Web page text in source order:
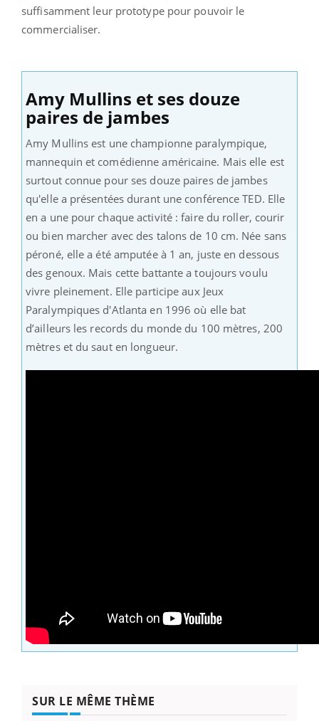
suffisamment leur prototype pour pouvoir le
commercialiser.
Amy Mullins et ses douze
paires de jambes
Amy Mullins est une championne paralympique,
mannequin et comédienne américaine. Mais elle est
surtout connue pour ses douze paires de jambes
qu'elle a présentées durant une conférence TED. Elle
en a une pour chaque activité : faire du roller, courir
ou bien marcher avec des talons de 10 cm. Née sans
péroné, elle a été amputée à 1 an, juste en dessous
des genoux. Mais cette battante a toujours voulu
vivre pleinement. Elle participe aux Jeux
Paralympiques d'Atlanta en 1996 où elle bat
d’ailleurs les records du monde du 100 mètres, 200
mètres et du saut en longueur.
SUR LE MÊME THÈME